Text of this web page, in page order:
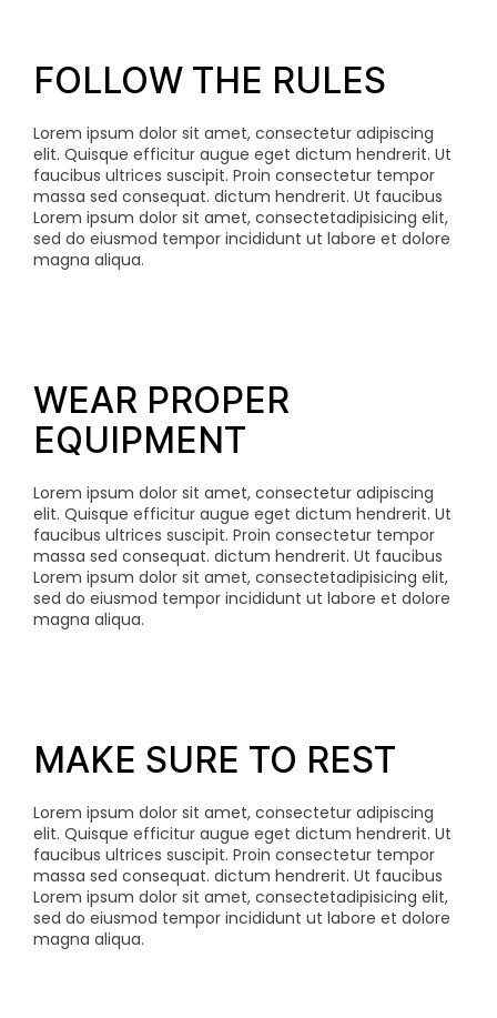
FOLLOW THE RULES
Lorem ipsum dolor sit amet, consectetur adipiscing
elit. Quisque efficitur augue eget dictum hendrerit. Ut
faucibus ultrices suscipit. Proin consectetur tempor
massa sed consequat. dictum hendrerit. Ut faucibus
Lorem ipsum dolor sit amet, consectetadipisicing elit,
sed do eiusmod tempor incididunt ut labore et dolore
magna aliqua.
WEAR PROPER
EQUIPMENT
Lorem ipsum dolor sit amet, consectetur adipiscing
elit. Quisque efficitur augue eget dictum hendrerit. Ut
faucibus ultrices suscipit. Proin consectetur tempor
massa sed consequat. dictum hendrerit. Ut faucibus
Lorem ipsum dolor sit amet, consectetadipisicing elit,
sed do eiusmod tempor incididunt ut labore et dolore
magna aliqua.
MAKE SURE TO REST
Lorem ipsum dolor sit amet, consectetur adipiscing
elit. Quisque efficitur augue eget dictum hendrerit. Ut
faucibus ultrices suscipit. Proin consectetur tempor
massa sed consequat. dictum hendrerit. Ut faucibus
Lorem ipsum dolor sit amet, consectetadipisicing elit,
sed do eiusmod tempor incididunt ut labore et dolore
magna aliqua.